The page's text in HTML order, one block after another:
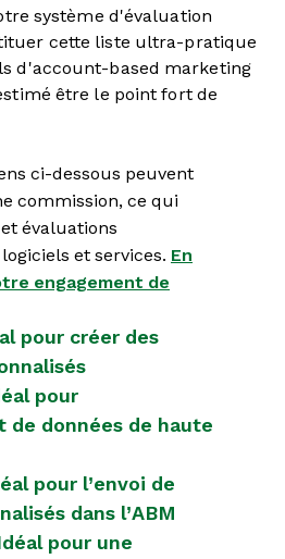
système d'évaluation
cette liste ultra-pratique
d'account-based marketing
être le point fort de
ci-dessous peuvent
commission, ce qui
évaluations
et services. En
engagement de
pour créer des
pour
de données de haute
pour l’envoi de
dans l’ABM
pour une